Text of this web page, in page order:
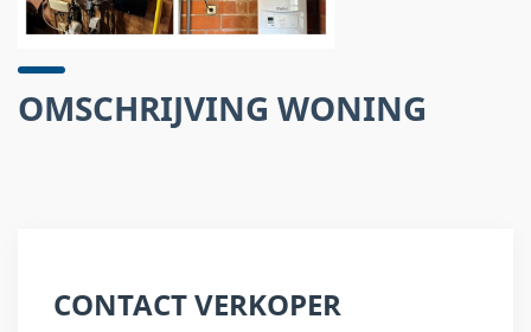
OMSCHRIJVING WONING
CONTACT VERKOPER